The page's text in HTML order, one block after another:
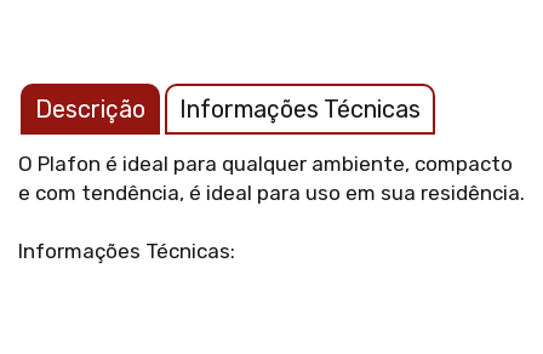
Descrição Informações Técnicas
O Plafon é ideal para qualquer ambiente, compacto
e com tendência, é ideal para uso em sua residência.
Informações Técnicas: